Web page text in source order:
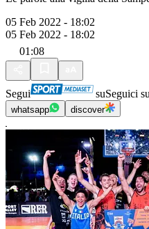
05 Feb 2022 - 18:02
05 Feb 2022 - 18:02
01:08
Segui suSeguici su
whatsapp discover